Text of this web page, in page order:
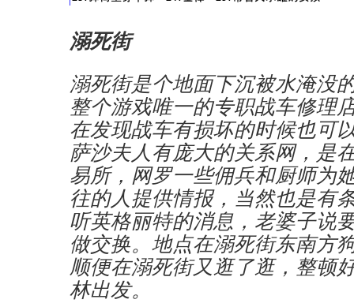
溺死街
溺死街是个地面下沉被水淹没
整个游戏唯一的专职战车修理
在发现战车有损坏的时候也可
萨沙夫人有庞大的关系网，是
易所，网罗一些佣兵和厨师为
往的人提供情报，当然也是有
听英格丽特的消息，老婆子说
做交换。地点在溺死街东南方
顺便在溺死街又逛了逛，整顿
林出发。